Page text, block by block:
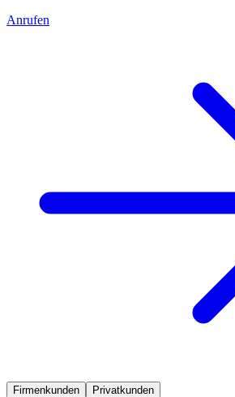
Anrufen
Firmenkunden Privatkunden